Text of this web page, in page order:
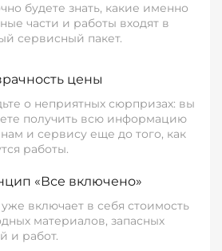
будете знать, какие именно
части и работы входят в
сервисный пакет.
цены
о неприятных сюрпризах: вы
получить всю информацию
и сервису еще до того, как
работы.
«Все включено»
включает в себя стоимость
материалов, запасных
и работ.